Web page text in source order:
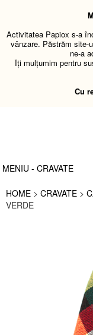
Activitatea Papiox s-a
vânzare. Păstrăm site-
ne-a
Îți mulțumim pentru
Cu
MENIU - CRAVATE
HOME > CRAVATE >
VERDE